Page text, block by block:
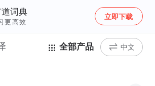
词典
更高效
立即下载
全部产品 中文